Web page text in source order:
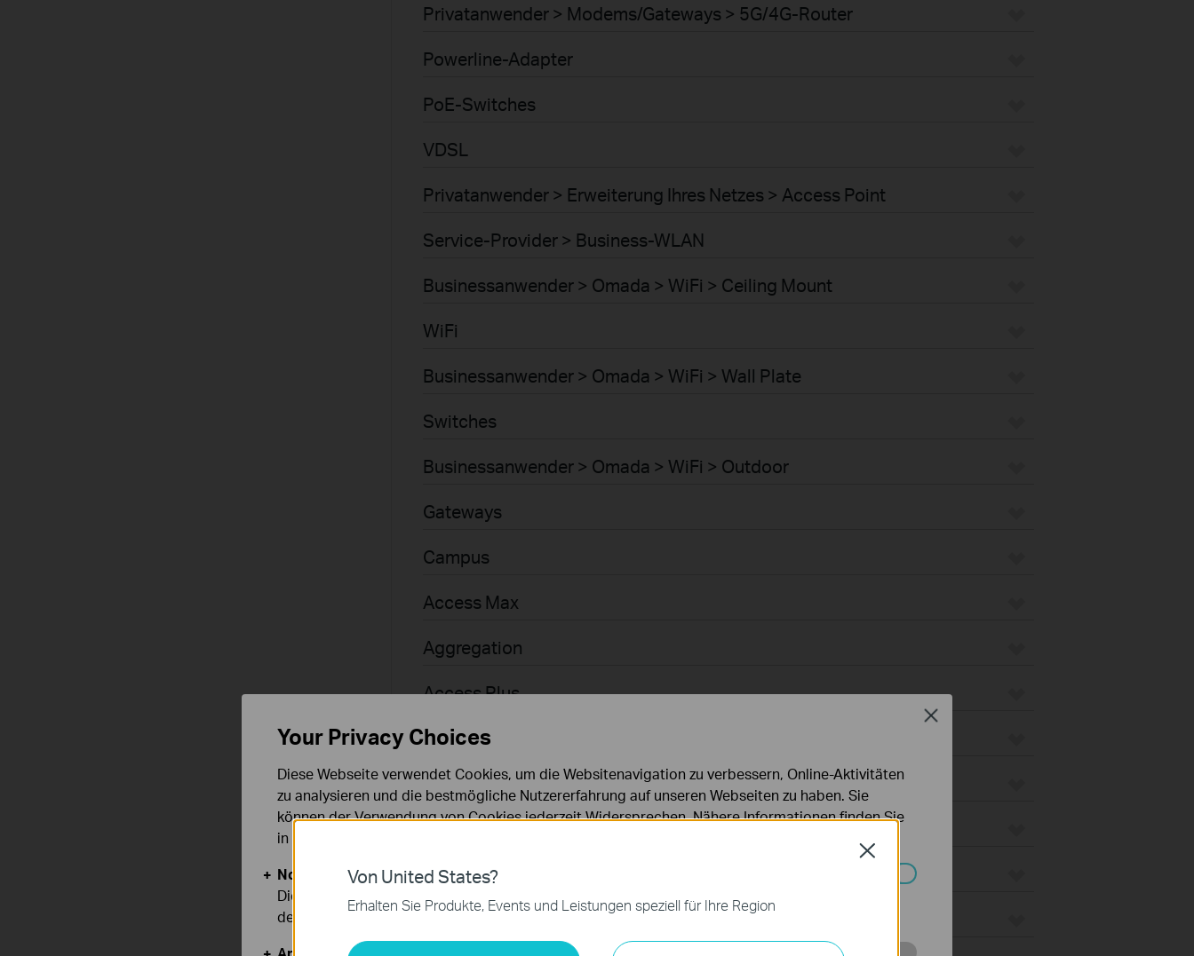
Privatanwender > Modems/Gateways > 5G/4G-Router
Powerline-Adapter
PoE-Switches
VDSL
Privatanwender > Erweiterung Ihres Netzes > Access Point
Service-Provider > Business-WLAN
Businessanwender > Omada > WiFi > Ceiling Mount
WiFi
Businessanwender > Omada > WiFi > Wall Plate
Switches
Businessanwender > Omada > WiFi > Outdoor
Gateways
Campus
Access Max
Aggregation
Access Plus
Access
Access Pro
Businessanwender > Omada > WiFi > GPON
Agile
Businessanwender > Omada > Router > Wired Gateways
Von United States?
Erhalten Sie Produkte, Events und Leistungen speziell für Ihre Region
Close
Your Privacy Choices
Diese Webseite verwendet Cookies, um die Websitenavigation zu verbessern, Online-Aktivitäten
zu analysieren und die bestmögliche Nutzererfahrung auf unseren Webseiten zu haben. Sie
können der Verwendung von Cookies jederzeit Widersprechen. Nähere Informationen finden Sie
in unseren
Notwendige Cookies
Diese Cookies sind zur Funktion der Website erforderlich und können in Ihren Systemen nicht
deaktiviert werden.
Close